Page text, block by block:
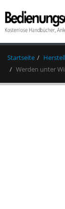
Startseite
Werden unter